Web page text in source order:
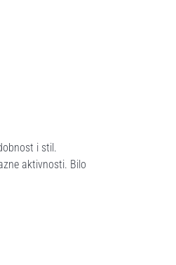
i stil.
aktivnosti. Bilo